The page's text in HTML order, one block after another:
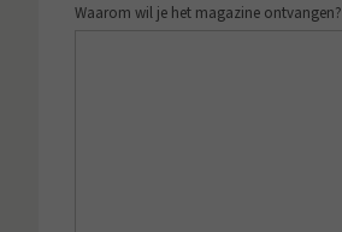
Waarom wil je het magazine ontvangen?